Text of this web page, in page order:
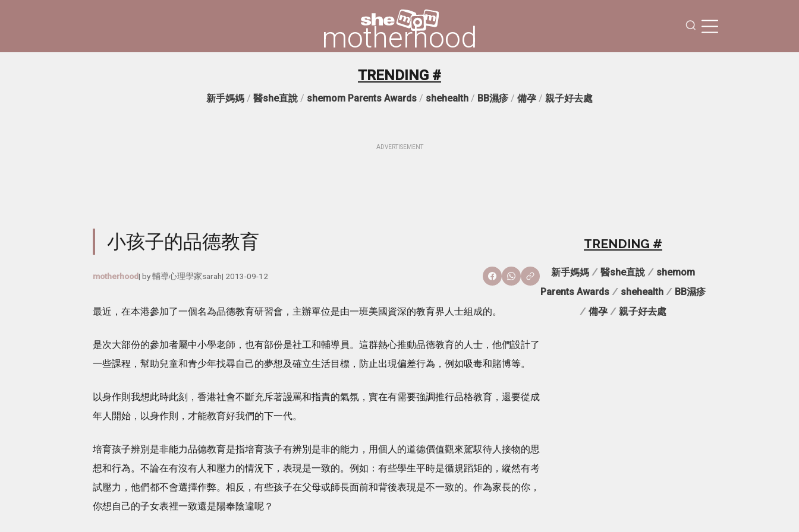
motherhood
TRENDING #
新手媽媽 / 醫she直說 / shemom Parents Awards / shehealth / BB濕疹 / 備孕 / 親子好去處
ADVERTISEMENT
小孩子的品德教育
motherhood| by輔導心理學家sarah| 2013-09-12
最近，在本港參加了一個名為品德教育研習會，主辦單位是由一班美國資深的教育界人士組成的。
是次大部份的參加者屬中小學老師，也有部份是社工和輔導員。這群熱心推動品德教育的人士，他們設計了
一些課程，幫助兒童和青少年找尋自己的夢想及確立生活目標，防止出現偏差行為，例如吸毒和賭博等。
以身作則我想此時此刻，香港社會不斷充斥著謾罵和指責的氣氛，實在有需要強調推行品格教育，還要從成
年人開始，以身作則，才能教育好我們的下一代。
培育孩子辨別是非能力品德教育是指培育孩子有辨別是非的能力，用個人的道德價值觀來駕馭待人接物的思
想和行為。不論在有沒有人和壓力的情況下，表現是一致的。例如：有些學生平時是循規蹈矩的，縱然有考
試壓力，他們都不會選擇作弊。相反，有些孩子在父母或師長面前和背後表現是不一致的。作為家長的你，
你想自己的子女表裡一致還是陽奉陰違呢？
TRENDING #
新手媽媽 / 醫she直說 / shemom
Parents Awards / shehealth / BB濕疹
/ 備孕 / 親子好去處